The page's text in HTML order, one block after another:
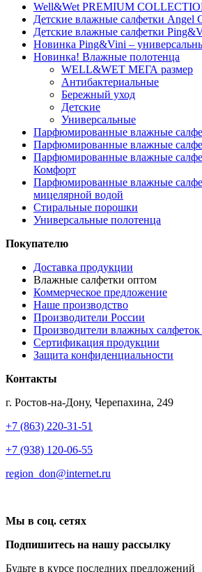
Well&Wet PREMIUM
Детские влажные салфетки Angel
Детские влажные салфетки
Новинка Ping&Vini –
Новинка! Влажные полотенца
WELL&WET МЕГА размер
Антибактериальные
Бережный уход
Детские
Универсальные
Парфюмированные влажные
Парфюмированные влажные
Парфюмированные влажные
Комфорт
Парфюмированные влажные
мицелярной водой
Стиральные порошки
Универсальные полотенца
Покупателю
Доставка продукции
Влажные салфетки оптом
Коммерческое предложение
Наше производство
Производители России
Производители влажных салфеток
Сертификация продукции
Защита конфиденциальности
Контакты
г. Ростов-на-Дону, Черепахина, 249
+7 (863) 220-31-51
+7 (938) 120-06-55
region_don@internet.ru
Мы в соц. сетях
Подпишитесь на нашу рассылку
Будьте в курсе последних предложений